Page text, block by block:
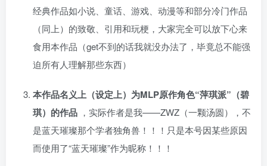
经典作品如小说、童话、游戏、动漫等和部分冷门作品
（同上）的致敬、引用和玩梗，大家完全可以放下心来
食用本作品（get不到的话我就没办法了，毕竟总不能强
迫所有人理解那些东西）
本作品名义上（设定上）为MLP原作角色“萍琪派”（碧
琪）的作品 ，实际作者是我——ZWZ（一颗汤圆），不
是蓝天璀璨那个学者独角兽！！！只是本号因某些原因
而使用了“蓝天璀璨”作为昵称！！！